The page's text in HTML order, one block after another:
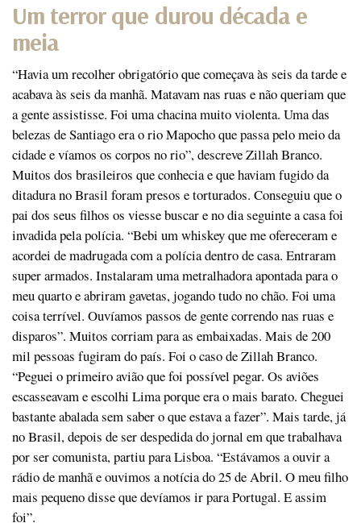
Um terror que durou década e
meia
“Havia um recolher obrigatório que começava às seis da tarde e
acabava às seis da manhã. Matavam nas ruas e não queriam que
a gente assistisse. Foi uma chacina muito violenta. Uma das
belezas de Santiago era o rio Mapocho que passa pelo meio da
cidade e víamos os corpos no rio”, descreve Zillah Branco.
Muitos dos brasileiros que conhecia e que haviam fugido da
ditadura no Brasil foram presos e torturados. Conseguiu que o
pai dos seus filhos os viesse buscar e no dia seguinte a casa foi
invadida pela polícia. “Bebi um whiskey que me ofereceram e
acordei de madrugada com a polícia dentro de casa. Entraram
super armados. Instalaram uma metralhadora apontada para o
meu quarto e abriram gavetas, jogando tudo no chão. Foi uma
coisa terrível. Ouvíamos passos de gente correndo nas ruas e
disparos”. Muitos corriam para as embaixadas. Mais de 200
mil pessoas fugiram do país. Foi o caso de Zillah Branco.
“Peguei o primeiro avião que foi possível pegar. Os aviões
escasseavam e escolhi Lima porque era o mais barato. Cheguei
bastante abalada sem saber o que estava a fazer”. Mais tarde, já
no Brasil, depois de ser despedida do jornal em que trabalhava
por ser comunista, partiu para Lisboa. “Estávamos a ouvir a
rádio de manhã e ouvimos a notícia do 25 de Abril. O meu filho
mais pequeno disse que devíamos ir para Portugal. E assim
foi”.